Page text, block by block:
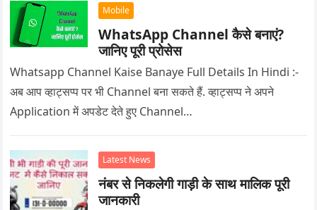
Mobile
WhatsApp Channel कैसे बनाएं?
जानिए पूरी प्रोसेस
Whatsapp Channel Kaise Banaye Full Details In Hindi :-
अब आप व्हाट्सप्प पर भी Channel बना सकते हैं. व्हाट्सप्प ने अपने
Application में अपडेट देते हुए Channel…
Latest News
नंबर से निकलेगी गाड़ी के साथ मालिक पूरी
जानकारी